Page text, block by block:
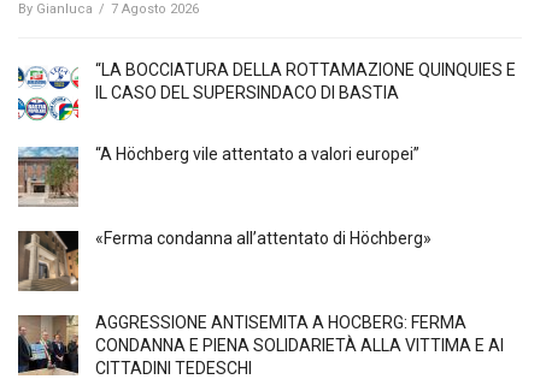
By Gianluca / 7 Agosto 2026
“LA BOCCIATURA DELLA ROTTAMAZIONE QUINQUIES E
IL CASO DEL SUPERSINDACO DI BASTIA
“A Höchberg vile attentato a valori europei”
«Ferma condanna all’attentato di Höchberg»
AGGRESSIONE ANTISEMITA A HÖCBERG: FERMA
CONDANNA E PIENA SOLIDARIETÀ ALLA VITTIMA E AI
CITTADINI TEDESCHI